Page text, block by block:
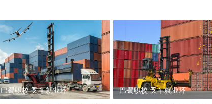
巴蜀职校-叉车就业环 巴蜀职校-叉车就业环